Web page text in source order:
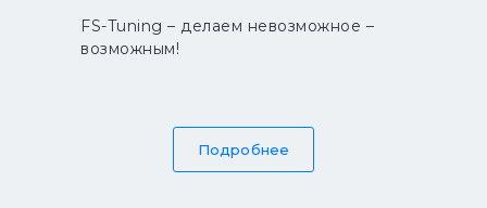
FS-Tuning – делаем невозможное –
возможным!
Подробнее